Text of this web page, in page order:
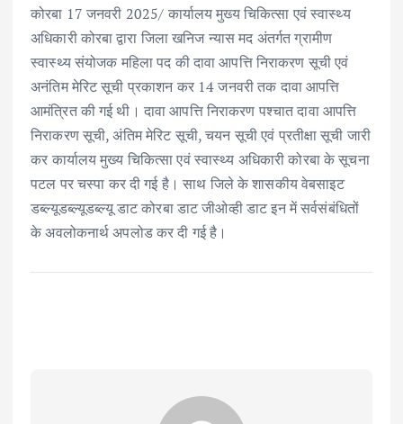
e
b
o
o
k
it
te
r
ai
l
at
s
A
p
p
k
e
dI
n
ar
e
कोरबा 17 जनवरी 2025/ कार्यालय मुख्य चिकित्सा एवं स्वास्थ्य
अधिकारी कोरबा द्वारा जिला खनिज न्यास मद अंतर्गत ग्रामीण
स्वास्थ्य संयोजक महिला पद की दावा आपत्ति निराकरण सूची एवं
अनंतिम मेरिट सूची प्रकाशन कर 14 जनवरी तक दावा आपत्ति
आमंत्रित की गई थी। दावा आपत्ति निराकरण पश्चात दावा आपत्ति
निराकरण सूची, अंतिम मेरिट सूची, चयन सूची एवं प्रतीक्षा सूची जारी
कर कार्यालय मुख्य चिकित्सा एवं स्वास्थ्य अधिकारी कोरबा के सूचना
पटल पर चस्पा कर दी गई है। साथ जिले के शासकीय वेबसाइट
डब्ल्यूडब्ल्यूडब्ल्यू डाट कोरबा डाट जीओव्ही डाट इन में सर्वसंबंधितों
के अवलोकनार्थ अपलोड कर दी गई है।